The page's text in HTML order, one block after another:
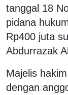
tanggal 18
pidana
Rp400 juta
Abdurrazak
Majelis
dengan